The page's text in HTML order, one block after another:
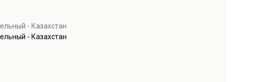
- Казахстан
- Казахстан